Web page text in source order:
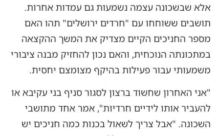
אלא שבשכונה עצמה נשמעות גם עמדות אחרות.
תושבים ששוחחו עם "חרדים ירושלים" תהו האם
מספר החניכים הקיים מצדיק את המשך ההקצאה
במתכונתה הנוכחית, והאם נכון להחזיק מבנה ציבורי
משמעותי עבור פעילות בהיקף מצומצם יחסית.
"אני האחרון שחשוד ברצון לסגור סניף בני עקיבא או
להעביר אותו לידיים חרדיות", אמר אחד מתושבי
השכונה. "אבל צריך לשאול בכנות כמה חניכים יש